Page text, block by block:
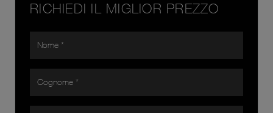
RICHIEDI IL MIGLIOR PREZZO